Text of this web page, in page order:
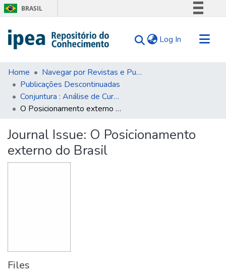
BRASIL
Comunica BR
Acesso à informação
Log In (current)
Communities & Collections
Search for
Statistics
About Us
Home
Navegar por Revistas e Publicações Seriadas
Publicações Descontinuadas
Conjuntura : Análise de Curto Prazo
O Posicionamento externo do Brasil
Journal Issue: O Posicionamento
externo do Brasil
Files